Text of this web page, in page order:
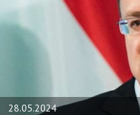
28.05.2024